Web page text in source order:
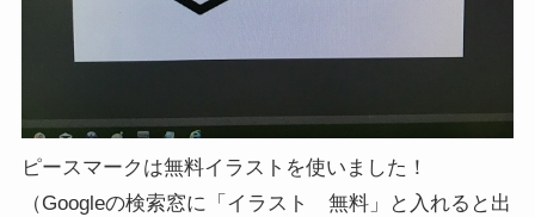
ピースマークは無料イラストを使いました！
（Googleの検索窓に「イラスト 無料」と入れると出